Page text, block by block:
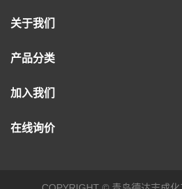
关于我们
产品分类
加入我们
在线询价